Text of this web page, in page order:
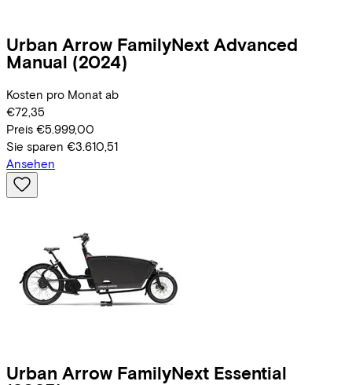
Urban Arrow FamilyNext Advanced
Manual (2024)
Kosten pro Monat ab
€72,35
Preis €5.999,00
Sie sparen €3.610,51
Ansehen
Urban Arrow FamilyNext Essential